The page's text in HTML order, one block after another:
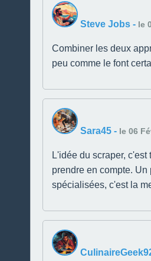
Steve Jobs - le
Combiner les deux
peu comme le font
Sara45 - le 06
L'idée du scraper,
prendre en compte.
spécialisées, c'est la